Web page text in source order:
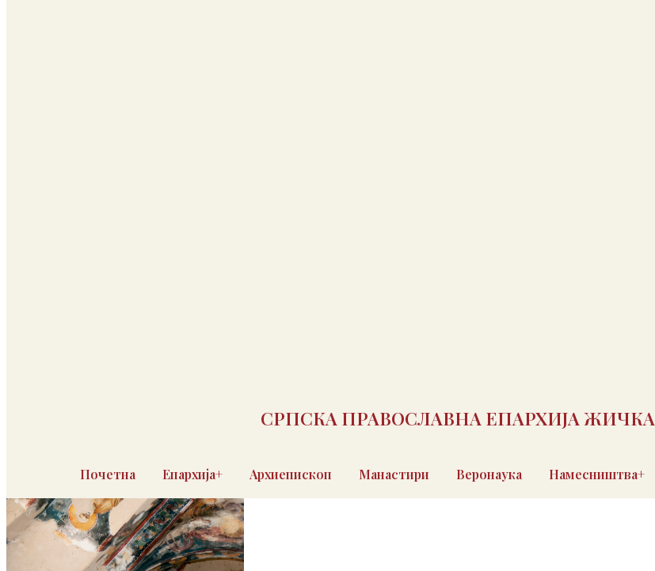
СРПСКА ПРАВОСЛАВНА ЕПАРХИЈА ЖИЧКА
Почетна Епархија+ Архиепископ Манастири Веронаука Намесништва+